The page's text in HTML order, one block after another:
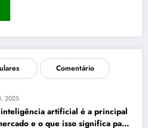
Comentário
2025
artificial é a principal
e o que isso significa para